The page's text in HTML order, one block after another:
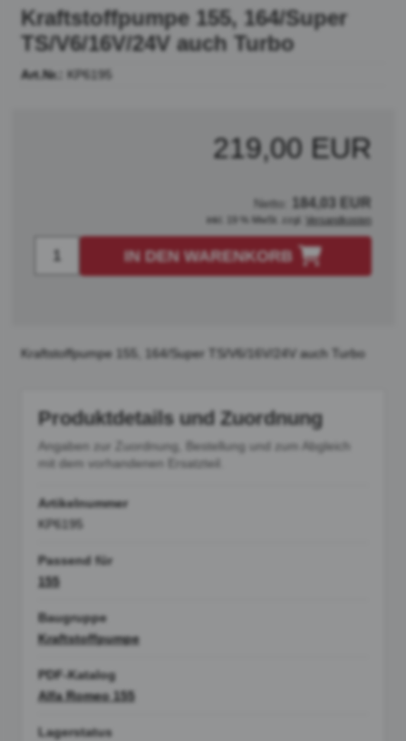
Kraftstoffpumpe 155, 164/Super
TS/V6/16V/24V auch Turbo
Art.Nr.: KP6195
219,00 EUR
Netto: 184,03 EUR
inkl. 19 % MwSt. zzgl. Versandkosten
IN DEN WARENKORB
Kraftstoffpumpe 155, 164/Super TS/V6/16V/24V auch Turbo
Produktdetails und Zuordnung
Angaben zur Zuordnung, Bestellung und zum Abgleich
mit dem vorhandenen Ersatzteil.
Artikelnummer
KP6195
Passend für
155
Baugruppe
Kraftstoffpumpe
PDF-Katalog
Alfa Romeo 155
Lagerstatus